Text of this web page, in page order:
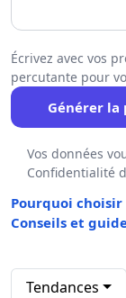
Écrivez avec vos
percutante pour
Générer
Vos données
Confidentialité
Pourquoi
Conseils et
Tendances